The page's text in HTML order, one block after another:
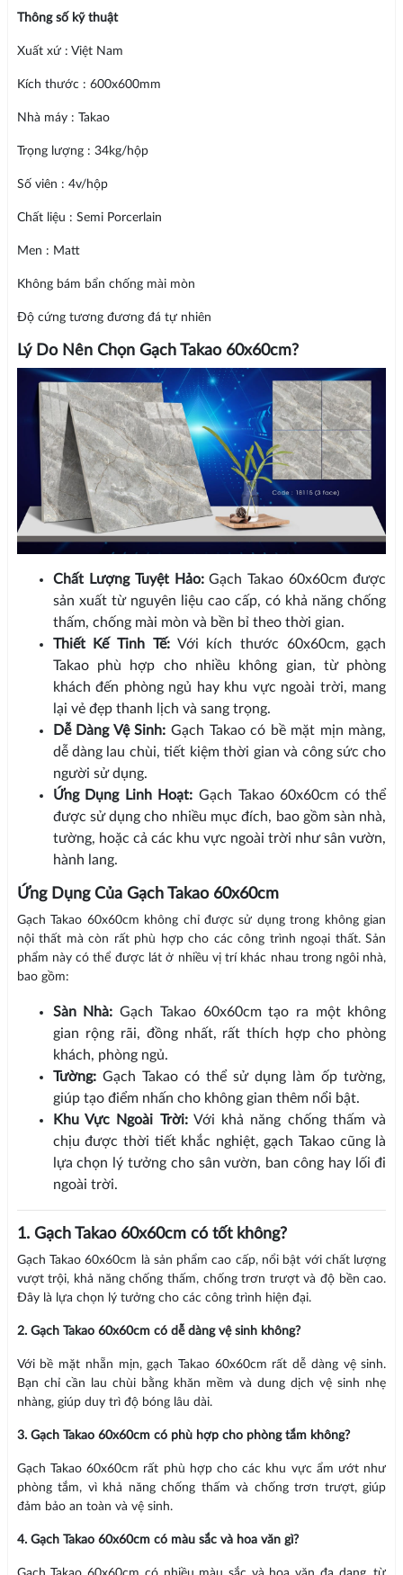
Thông số kỹ thuật
Xuất xứ : Việt Nam
Kích thước : 600x600mm
Nhà máy : Takao
Trọng lượng : 34kg/hộp
Số viên : 4v/hộp
Chất liệu : Semi Porcerlain
Men : Matt
Không bám bẩn chống mài mòn
Độ cứng tương đương đá tự nhiên
Lý Do Nên Chọn Gạch Takao 60x60cm?
Chất Lượng Tuyệt Hảo:Gạch Takao 60x60cm được
sản xuất từ nguyên liệu cao cấp, có khả năng chống
thấm, chống mài mòn và bền bỉ theo thời gian.
Thiết Kế Tinh Tế:Với kích thước 60x60cm, gạch
Takao phù hợp cho nhiều không gian, từ phòng
khách đến phòng ngủ hay khu vực ngoài trời, mang
lại vẻ đẹp thanh lịch và sang trọng.
Dễ Dàng Vệ Sinh: Gạch Takao có bề mặt mịn màng,
dễ dàng lau chùi, tiết kiệm thời gian và công sức cho
người sử dụng.
Ứng Dụng Linh Hoạt: Gạch Takao 60x60cm có thể
được sử dụng cho nhiều mục đích, bao gồm sàn nhà,
tường, hoặc cả các khu vực ngoài trời như sân vườn,
hành lang.
Ứng Dụng Của Gạch Takao 60x60cm
Gạch Takao 60x60cm không chỉ được sử dụng trong không gian
nội thất mà còn rất phù hợp cho các công trình ngoại thất. Sản
phẩm này có thể được lát ở nhiều vị trí khác nhau trong ngôi nhà,
bao gồm:
Sàn Nhà: Gạch Takao 60x60cm tạo ra một không
gian rộng rãi, đồng nhất, rất thích hợp cho phòng
khách, phòng ngủ.
Tường:Gạch Takao có thể sử dụng làm ốp tường,
giúp tạo điểm nhấn cho không gian thêm nổi bật.
Khu Vực Ngoài Trời:Với khả năng chống thấm và
chịu được thời tiết khắc nghiệt, gạch Takao cũng là
lựa chọn lý tưởng cho sân vườn, ban công hay lối đi
ngoài trời.
1. Gạch Takao 60x60cm có tốt không?
Gạch Takao 60x60cm là sản phẩm cao cấp, nổi bật với chất lượng
vượt trội, khả năng chống thấm, chống trơn trượt và độ bền cao.
Đây là lựa chọn lý tưởng cho các công trình hiện đại.
2. Gạch Takao 60x60cm có dễ dàng vệ sinh không?
Với bề mặt nhẵn mịn, gạch Takao 60x60cm rất dễ dàng vệ sinh.
Bạn chỉ cần lau chùi bằng khăn mềm và dung dịch vệ sinh nhẹ
nhàng, giúp duy trì độ bóng lâu dài.
3. Gạch Takao 60x60cm có phù hợp cho phòng tắm không?
Gạch Takao 60x60cm rất phù hợp cho các khu vực ẩm ướt như
phòng tắm, vì khả năng chống thấm và chống trơn trượt, giúp
đảm bảo an toàn và vệ sinh.
4. Gạch Takao 60x60cm có màu sắc và hoa văn gì?